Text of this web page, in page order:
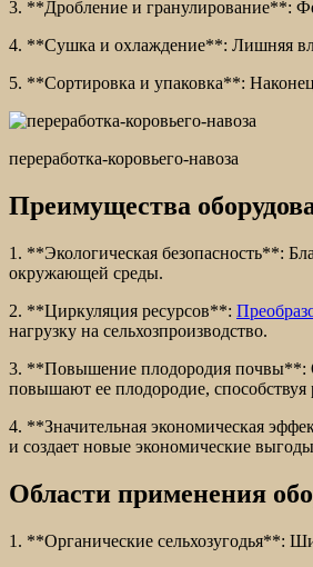
3. **Дробление и гранулирование**:
4. **Сушка и охлаждение**: Лишняя
5. **Сортировка и упаковка**:
переработка-коровьего-навоза
Преимущества
1. **Экологическая безопасность**:
окружающей среды.
2. **Циркуляция ресурсов**:
нагрузку на сельхозпроизводство.
3. **Повышение плодородия почвы**:
повышают ее плодородие, способствуя
4. **Значительная экономическая
и создает новые экономические
Области применения
1. **Органические сельхозугодья**: